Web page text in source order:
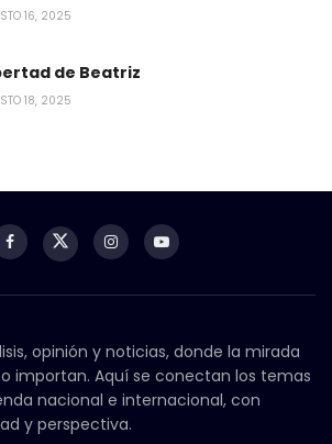
16, 2025
de Beatriz
18, 2025
opinión y noticias, donde la mirada
importan. Aquí se conectan los temas
nacional e internacional, con
y perspectiva.